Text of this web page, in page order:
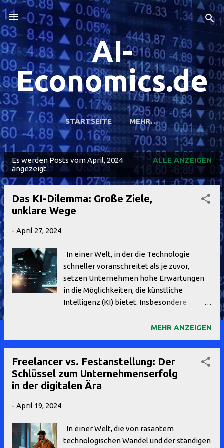
Direkt zum Hauptbereich
AI-
Economics.de
STARTSEITE MEHR…
P
o
Es werden Posts vom April, 2024
angezeigt.
ALLE ANZEIGEN
Das KI-Dilemma: Große Ziele,
unklare Wege
- April 27, 2024
In einer Welt, in der die Technologie
schneller voranschreitet als je zuvor,
setzen Unternehmen hohe Erwartungen
in die Möglichkeiten, die künstliche
Intelligenz (KI) bietet. Insbesondere
den Fokus von Vorständen und
Geschäftsführern großer Unternehmen,
getrieben von dem Wunsch nach
Effizienzsteigerung, Expansion und
Verbesserung der Geschäftsergebnisse.
Doch eine kürzlich veröffentlichte Studie
Die Erkenntnisse zeichnen das Bild einer
Unternehmenslandschaft, die trotz
MEHR ANZEIGEN
Freelancer vs. Festanstellung: Der
Schlüssel zum Unternehmenserfolg
in der digitalen Ära
- April 19, 2024
In einer Welt, die von rasantem
technologischen Wandel und der ständigen